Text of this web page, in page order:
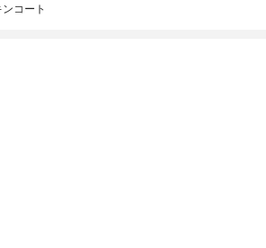
コート